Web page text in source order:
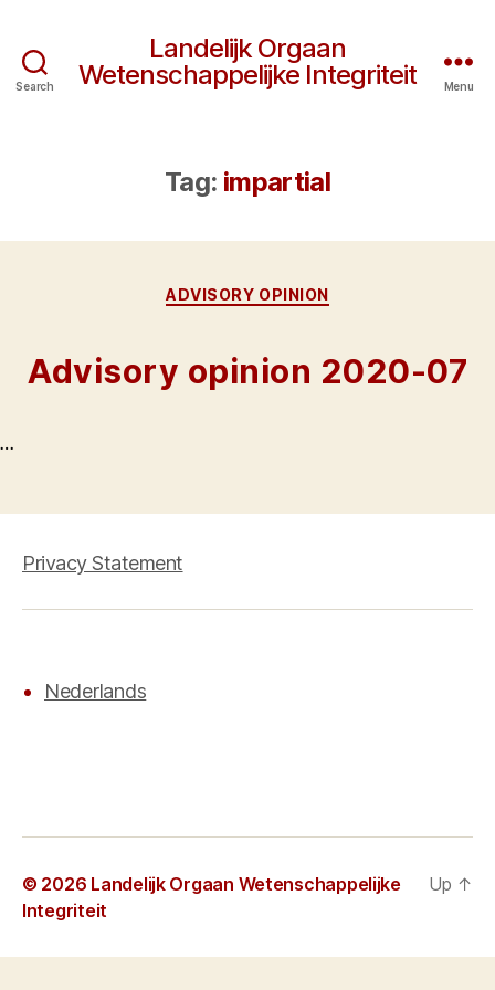
Search
Landelijk Orgaan
Wetenschappelijke Integriteit
Menu
Tag: impartial
Categories
ADVISORY OPINION
Advisory opinion 2020-07
…
Privacy Statement
Nederlands
© 2026 Landelijk Orgaan Wetenschappelijke
Integriteit
Up ↑